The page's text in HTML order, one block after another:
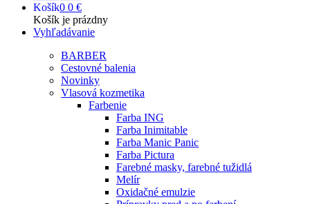
Košík0 0 €
Košík je prázdny
Vyhľadávanie
BARBER
Cestovné balenia
Novinky
Vlasová kozmetika
Farbenie
Farba ING
Farba Inimitable
Farba Manic Panic
Farba Pictura
Farebné masky, farebné tužidlá
Melír
Oxidačné emulzie